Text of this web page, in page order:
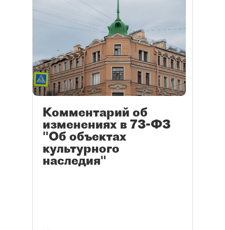
Комментарий об
изменениях в 73-ФЗ
"Об объектах
культурного
наследия"